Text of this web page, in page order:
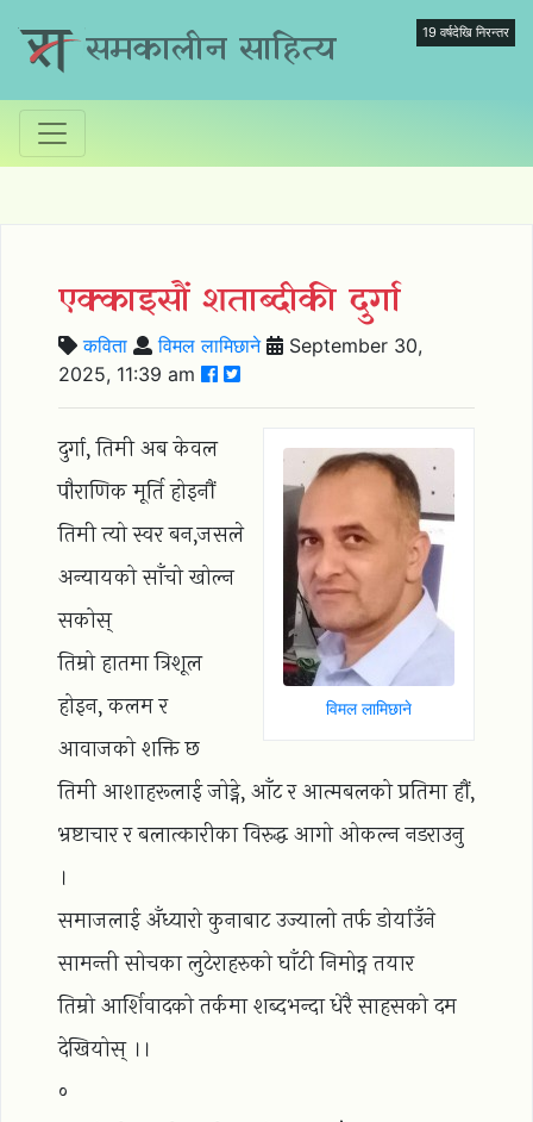
19 वर्षदेखि निरन्तर
समकालीन साहित्य
एक्काइसौं शताब्दीकी दुर्गा
कविता विमल लामिछाने
September 30,
2025, 11:39 am
विमल लामिछाने
दुर्गा, तिमी अब केवल
पौराणिक मूर्ति होइनौं
तिमी त्यो स्वर बन,जसले
अन्यायको साँचो खोल्न
सकोस्
तिम्रो हातमा त्रिशूल
होइन, कलम र
आवाजको शक्ति छ
तिमी आशाहरूलाई जोड्ने, आँट र आत्मबलको प्रतिमा हौं,
भ्रष्टाचार र बलात्कारीका विरुद्ध आगो ओकल्न नडराउनु
।
समाजलाई अँध्यारो कुनाबाट उज्यालो तर्फ डोर्याउँने
सामन्ती सोचका लुटेराहरुको घाँटी निमोठ्न तयार
तिम्रो आर्शिवादको तर्कमा शब्दभन्दा धेरै साहसको दम
देखियोस् ।।
०